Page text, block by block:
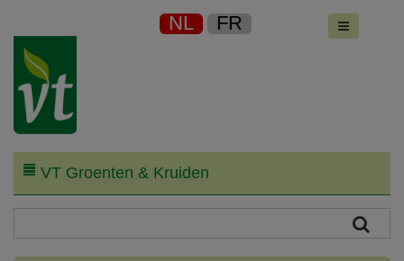
NL FR
VT Groenten & Kruiden